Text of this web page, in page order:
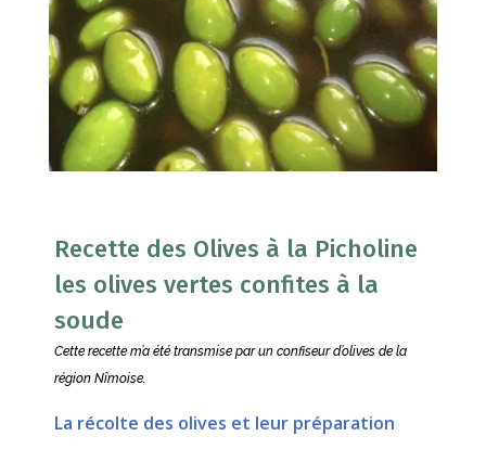
Recette des Olives à la Picholine
les olives vertes confites à la
soude
Cette recette m’a été transmise par un confiseur d’olives de la
région Nîmoise.
La récolte des olives et leur préparation